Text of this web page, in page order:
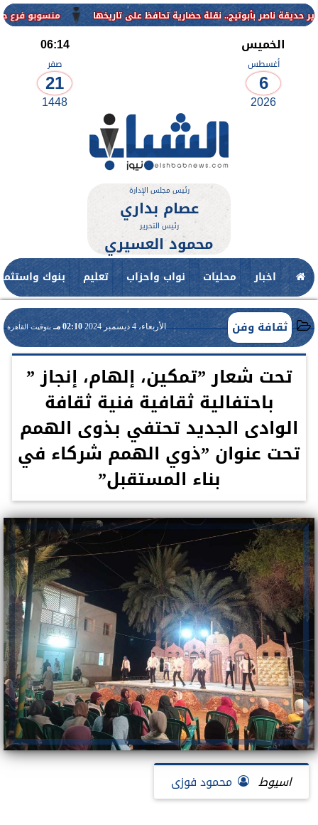
منسوبو فرع جامعة
الخميس
أغسطس
6
2026
06:14
صفر
21
1448
رئيس مجلس الإدارة
عصام بداري
رئيس التحرير
محمود العسيري
اخبار محليات نواب واحزاب تعليم بنوك
ثقافة وفن الأربعاء، 4 ديسمبر 2024 02:10 مـ بتوقيت القاهرة
تحت شعار ”تمكين، إلهام، إنجاز ”
باحتفالية ثقافية فنية ثقافة
الوادى الجديد تحتفي بذوى الهمم
تحت عنوان ”ذوي الهمم شركاء في
بناء المستقبل”
اسيوط محمود فوزى